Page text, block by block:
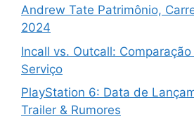
Andrew Tate Patrimônio,
2024
Incall vs. Outcall:
Serviço
PlayStation 6: Data de
Trailer & Rumores